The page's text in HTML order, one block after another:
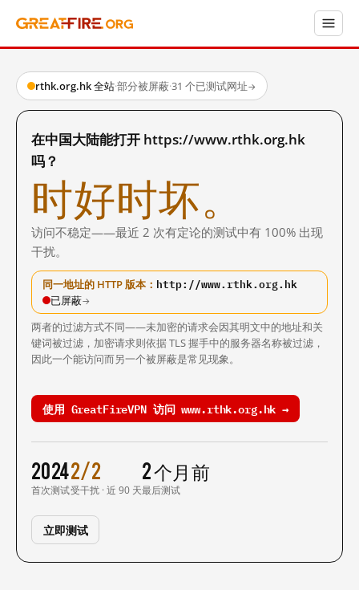
rthk.org.hk 全站·部分被屏蔽·31 个已测试网址→
在中国大陆能打开 https://www.rthk.org.hk
吗？
时好时坏。
访问不稳定——最近 2 次有定论的测试中有 100% 出现
干扰。
同一地址的 HTTP 版本： http://www.rthk.org.hk
已屏蔽→
两者的过滤方式不同——未加密的请求会因其明文中的地址和关
键词被过滤，加密请求则依据 TLS 握手中的服务器名称被过滤，
因此一个能访问而另一个被屏蔽是常见现象。
使用 GreatFireVPN 访问 www.rthk.org.hk →
2024
首次测试
2/2
受干扰 · 近 90 天
2 个月前
最后测试
立即测试